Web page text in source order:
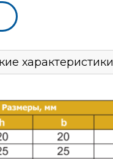
характеристики